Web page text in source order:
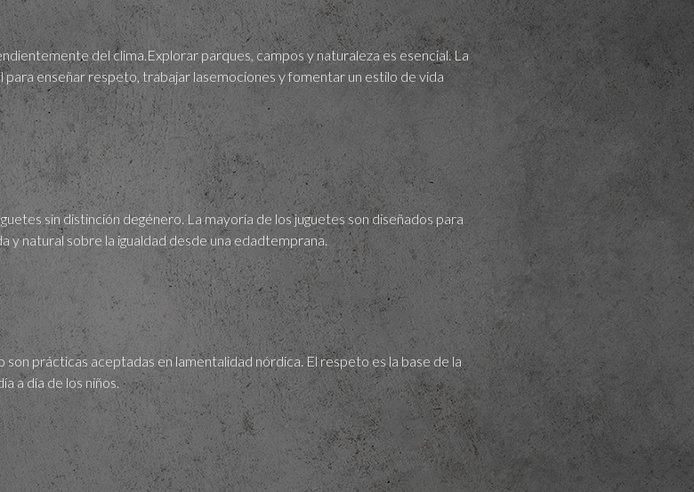
del clima.Explorar parques, campos y naturaleza es esencial. La
enseñar respeto, trabajar lasemociones y fomentar un estilo de vida
sin distinción degénero. La mayoría de los juguetes son diseñados para
natural sobre la igualdad desde una edadtemprana.
prácticas aceptadas en lamentalidad nórdica. El respeto es la base de la
a día de los niños.